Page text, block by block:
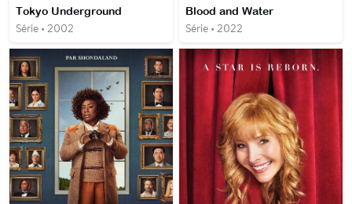
Tokyo Underground
Série • 2002
Blood and Water
Série • 2022